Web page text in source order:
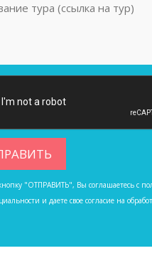
"ОТПРАВИТЬ", Вы соглашаетесь с
и даете свое согласие на